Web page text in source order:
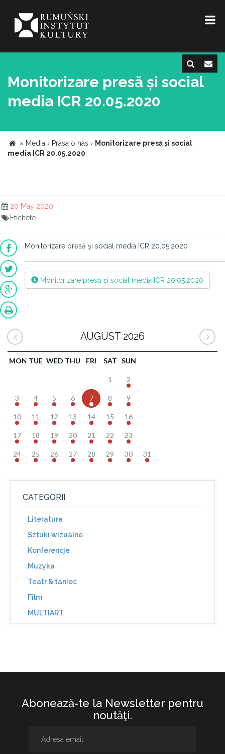
Monitorizare presă și social
media ICR 20.05.2020
» Media › Prasa o nas › Monitorizare presă și social
media ICR 20.05.2020
20 May 2020
Etichete
Monitorizare presă și social media ICR 20.05.2020
Monitorizare presă și social media ICR 20.05.2020
AUGUST 2026
MON TUE WED THU FRI SAT SUN
1 2
3 4 5 6 7 8 9
10 11 12 13 14 15 16
17 18 19 20 21 22 23
24 25 26 27 28 29 30 31
CATEGORII
Literatura
Sztuki wizualne
Konferencje
Muzyka
Teatr & taniec
Film
MULTIART
Abonează-te la Newsletter pentru
noutăţi.